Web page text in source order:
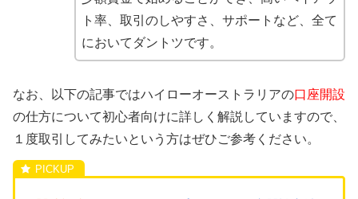
ト率、取引のしやすさ、サポートなど、全て
においてダントツです。
なお、以下の記事ではハイローオーストラリアの口座開設
の仕方について初心者向けに詳しく解説していますので、
１度取引してみたいという方はぜひご参考ください。